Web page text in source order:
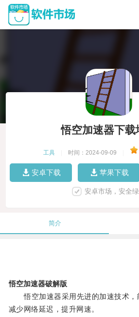
悟空加速器下载
工具 时间：2024-09-09
安卓下载 苹果下载
安卓市场，安全
简介
悟空加速器破解版
悟空加速器采用先进的加速技术，
减少网络延迟，提升网速。